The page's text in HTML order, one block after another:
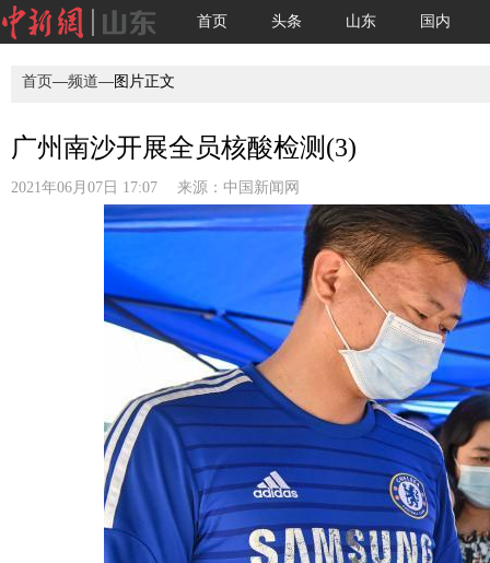
首页 头条 山东 国内
首页—频道—图片正文
广州南沙开展全员核酸检测(3)
2021年06月07日 17:07 来源： 中国新闻网